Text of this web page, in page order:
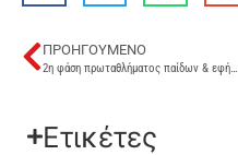
ΠΡΟΗΓΟΎΜΕΝΟ
2η φάση πρωταθλήματος παίδων & εφήβων
Ετικέτες